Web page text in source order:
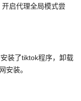
启代理全局模式尝
装了tiktok程序，卸载
安装。